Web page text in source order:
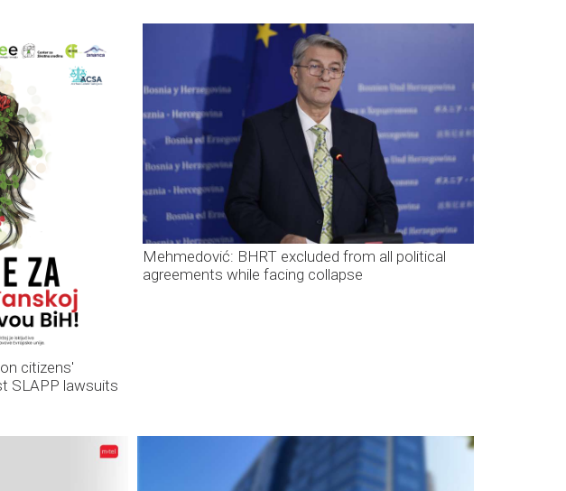
citizens'
SLAPP lawsuits
Mehmedović: BHRT excluded from all political
agreements while facing collapse